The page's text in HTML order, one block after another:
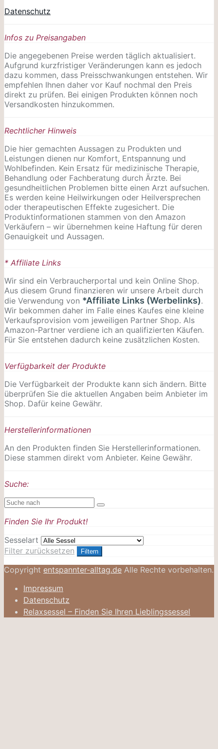
Datenschutz
Infos zu Preisangaben
Die angegebenen Preise werden täglich aktualisiert.
Aufgrund kurzfristiger Veränderungen kann es jedoch
dazu kommen, dass Preisschwankungen entstehen. Wir
empfehlen Ihnen daher vor Kauf nochmal den Preis
direkt zu prüfen. Bei einigen Produkten können noch
Versandkosten hinzukommen.
Rechtlicher Hinweis
Die hier gemachten Aussagen zu Produkten und
Leistungen dienen nur Komfort, Entspannung und
Wohlbefinden. Kein Ersatz für medizinische Therapie,
Behandlung oder Fachberatung durch Ärzte. Bei
gesundheitlichen Problemen bitte einen Arzt aufsuchen.
Es werden keine Heilwirkungen oder Heilversprechen
oder therapeutischen Effekte zugesichert. Die
Produktinformationen stammen von den Amazon
Verkäufern – wir übernehmen keine Haftung für deren
Genauigkeit und Aussagen.
* Affiliate Links
Wir sind ein Verbraucherportal und kein Online Shop.
Aus diesem Grund finanzieren wir unsere Arbeit durch
die Verwendung von *Affiliate Links (Werbelinks).
Wir bekommen daher im Falle eines Kaufes eine kleine
Verkaufsprovision vom jeweiligen Partner Shop. Als
Amazon-Partner verdiene ich an qualifizierten Käufen.
Für Sie entstehen dadurch keine zusätzlichen Kosten.
Verfügbarkeit der Produkte
Die Verfügbarkeit der Produkte kann sich ändern. Bitte
überprüfen Sie die aktuellen Angaben beim Anbieter im
Shop. Dafür keine Gewähr.
Herstellerinformationen
An den Produkten finden Sie Herstellerinformationen.
Diese stammen direkt vom Anbieter. Keine Gewähr.
Suche:
Finden Sie Ihr Produkt!
Sesselart
Filter zurücksetzen
Filtern
Copyright entspannter-alltag.de Alle Rechte vorbehalten.
Impressum
Datenschutz
Relaxsessel – Finden Sie Ihren Lieblingssessel